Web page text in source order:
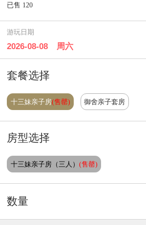
已售 120
游玩日期
周六
套餐选择
十三妹亲子房(售罄) 御舍亲子套房
房型选择
十三妹亲子房（三人） (售罄)
数量